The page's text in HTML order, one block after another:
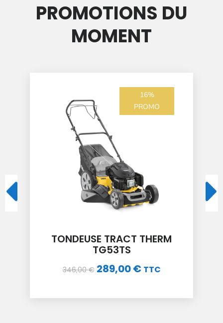
PROMOTIONS DU
MOMENT
16%
PROMO
TONDEUSE TRACT THERM
TG48TS